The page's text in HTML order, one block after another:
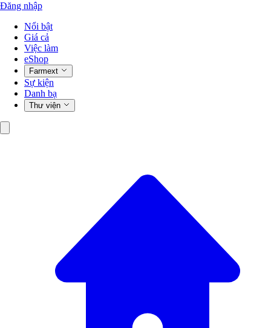
Đăng nhập
Nổi bật
Giá cả
Việc làm
eShop
Farmext
Sự kiện
Danh bạ
Thư viện